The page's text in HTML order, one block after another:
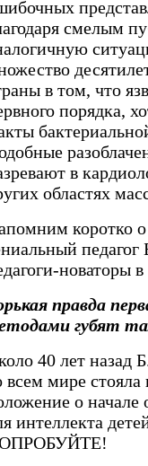
смелым
в том, что
порядка,
в
областях
коротко о
новаторы
правда
губят
40 лет назад
всем мире
о начале
интеллекта